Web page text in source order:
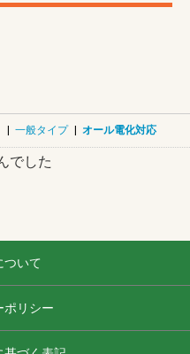
| 一般タイプ | オール電化対応
でした
ついて
ポリシー